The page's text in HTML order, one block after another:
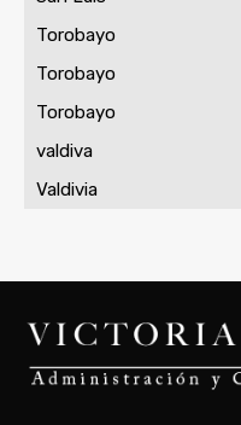
Torobayo
Torobayo
Torobayo
valdiva
Valdivia